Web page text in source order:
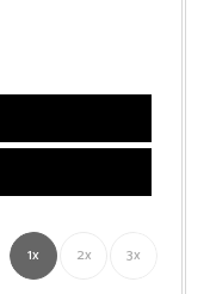
1x 2x 3x